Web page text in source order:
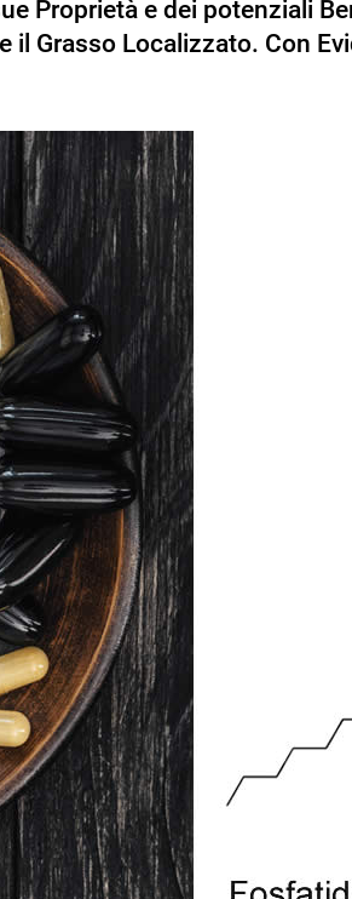
Proprietà e dei potenziali
il Grasso Localizzato. Con